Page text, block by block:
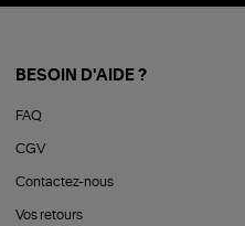
BESOIN D'AIDE ?
FAQ
CGV
Contactez-nous
Vos retours